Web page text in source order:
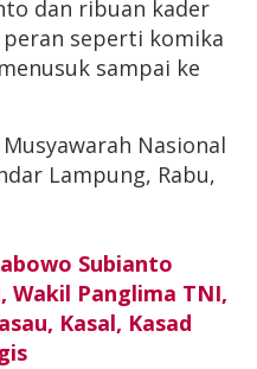
dan ribuan kader
peran seperti komika
sampai ke
Nasional
Lampung, Rabu,
Subianto
Wakil Panglima TNI,
Kasal, Kasad